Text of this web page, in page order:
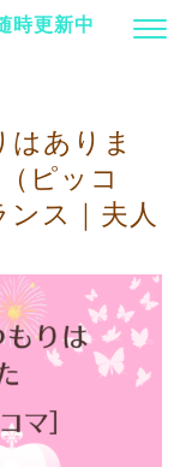
時更新中
はありま
ピッコ
ス｜夫人